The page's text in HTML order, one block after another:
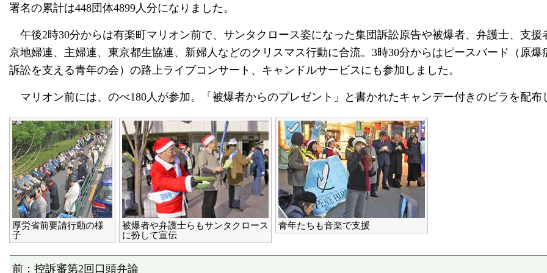
署名の累計は448団体4899人分になりました。
午後2時30分からは有楽町マリオン前で、サンタクロース姿になった集団訴訟原告や被爆者、弁護士、支援
京地婦連、主婦連、東京都生協連、新婦人などのクリスマス行動に合流。3時30分からはピースバード（原爆
訴訟を支える青年の会）の路上ライブコンサート、キャンドルサービスにも参加しました。
マリオン前には、のべ180人が参加。「被爆者からのプレゼント」と書かれたキャンデー付きのビラを配布
厚労省前要請行動の様
子
被爆者や弁護士らもサンタクロース
に扮して宣伝
青年たちも音楽で支援
前：控訴審第2回口頭弁論